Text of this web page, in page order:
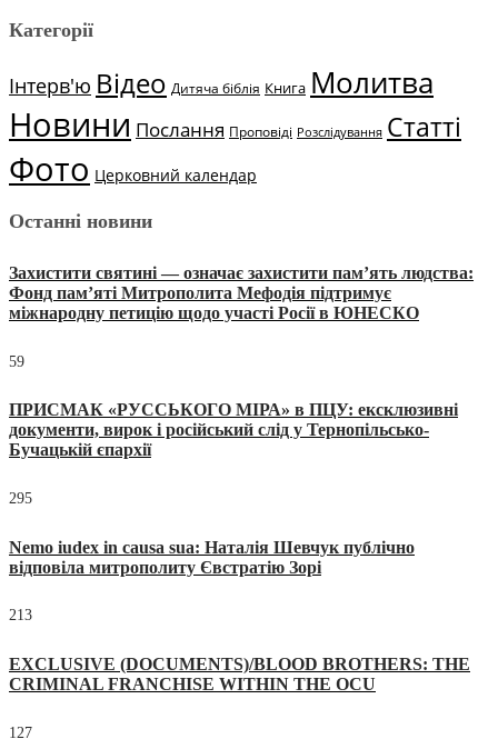
Категорії
Інтерв'ю Відео Дитяча біблія Книга Молитва
Новини Послання Проповіді Розслідування Статті
Фото Церковний календар
Останні новини
Захистити святині — означає захистити пам’ять людства:
Фонд пам’яті Митрополита Мефодія підтримує
міжнародну петицію щодо участі Росії в ЮНЕСКО
59
ПРИСМАК «РУССЬКОГО МІРА» в ПЦУ: ексклюзивні
документи, вирок і російський слід у Тернопільсько-
Бучацькій єпархії
295
Nemo iudex in causa sua: Наталія Шевчук публічно
відповіла митрополиту Євстратію Зорі
213
EXCLUSIVE (DOCUMENTS)/BLOOD BROTHERS: THE
CRIMINAL FRANCHISE WITHIN THE OCU
127